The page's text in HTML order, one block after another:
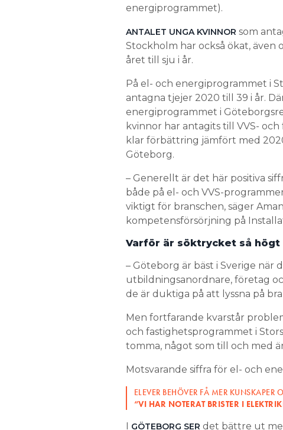
energiprogrammet).
ANTALET UNGA KVINNOR som
Stockholm har också ökat, även
året till sju i år.
På el- och energiprogrammet i
antagna tjejer 2020 till 39 i år.
energiprogrammet i
kvinnor har antagits till VVS-
klar förbättring jämfört med
Göteborg.
– Generellt är det här positiva
både på el- och VVS-
viktigt för branschen, säger
kompetensförsörjning på
Varför är söktrycket så högt
– Göteborg är bäst i Sverige när
utbildningsanordnare, företag
de är duktiga på att lyssna på
Men fortfarande kvarstår
och fastighetsprogrammet i
tomma, något som till och med
Motsvarande siffra för el- och
ELEVER BEHÖVER FÅ MER KUNSKAPER
“VI HAR NOTERAT BRISTER I
I GÖTEBORG SER det bättre ut